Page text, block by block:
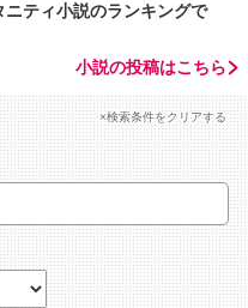
ティ小説のランキングで
小説の投稿はこちら
×検索条件をクリアする